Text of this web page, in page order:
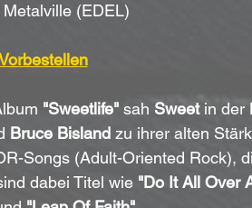
Metalville (EDEL)
"Sweetlife" sah Sweet in der
Bruce Bisland zu ihrer alten
Songs (Adult-Oriented Rock),
dabei Titel wie "Do It All Over